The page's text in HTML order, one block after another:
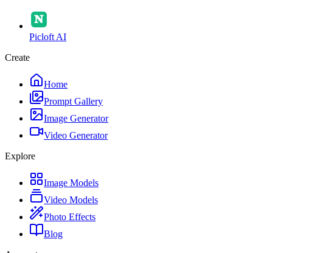
Picloft AI
Create
Home
Prompt Gallery
Image Generator
Video Generator
Explore
Image Models
Video Models
Photo Effects
Blog